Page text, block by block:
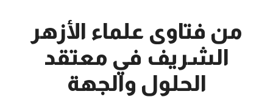
من فتاوى علماء الأزهر
الشريف في معتقد
الحلول والجهة